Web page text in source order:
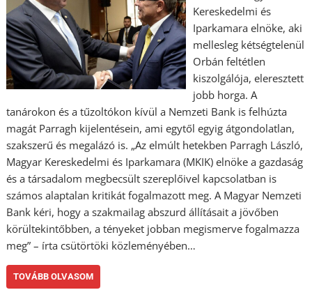
Kereskedelmi és
Iparkamara elnöke, aki
mellesleg kétségtelenül
Orbán feltétlen
kiszolgálója, eleresztett
jobb horga. A
tanárokon és a tűzoltókon kívül a Nemzeti Bank is felhúzta
magát Parragh kijelentésein, ami egytől egyig átgondolatlan,
szakszerű és megalázó is. „Az elmúlt hetekben Parragh László,
Magyar Kereskedelmi és Iparkamara (MKIK) elnöke a gazdaság
és a társadalom megbecsült szereplőivel kapcsolatban is
számos alaptalan kritikát fogalmazott meg. A Magyar Nemzeti
Bank kéri, hogy a szakmailag abszurd állításait a jövőben
körültekintőbben, a tényeket jobban megismerve fogalmazza
meg” – írta csütörtöki közleményében…
TOVÁBB OLVASOM